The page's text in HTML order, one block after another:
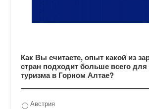
Как Вы считаете, опыт какой из
стран подходит больше всего для
туризма в Горном Алтае?
Австрия